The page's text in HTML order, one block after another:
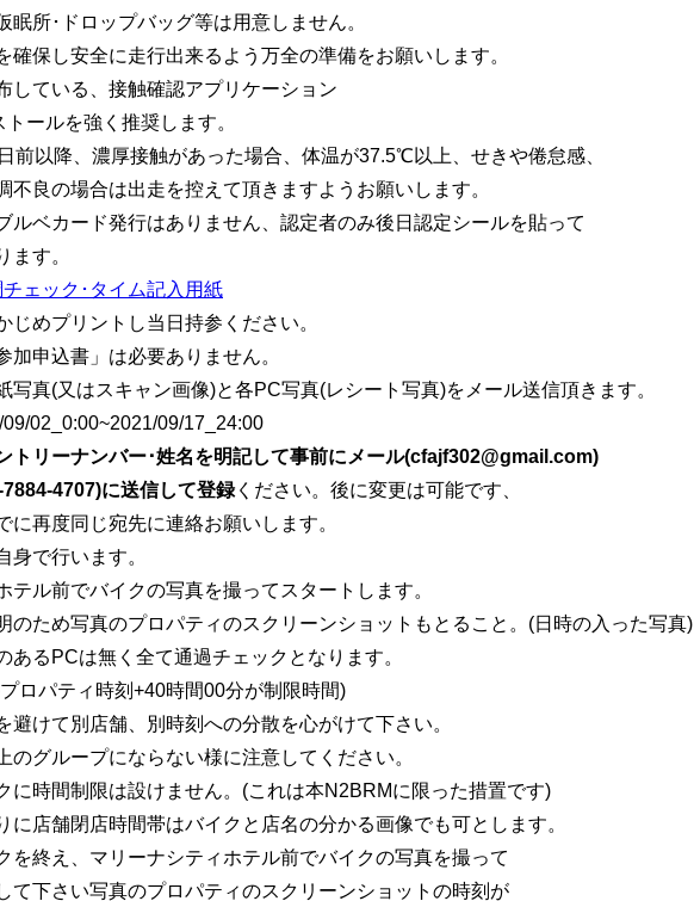
眠所･ドロップバッグ等は用意しません。
確保し安全に走行出来るよう万全の準備をお願いします。
している、接触確認アプリケーション
ールを強く推奨します。
前以降、濃厚接触があった場合、体温が37.5℃以上、せきや倦怠感、
不良の場合は出走を控えて頂きますようお願いします。
ルベカード発行はありません、認定者のみ後日認定シールを貼って
ます。
ェック･タイム記入用紙
じめプリントし当日持参ください。
加申込書」は必要ありません。
写真(又はスキャン画像)と各PC写真(レシート写真)をメール送信頂きます。
02_0:00~2021/09/17_24:00
トリーナンバー･姓名を明記して事前にメール(cfajf302@gmail.com)
4707)に送信して登録ください。後に変更は可能です、
に再度同じ宛先に連絡お願いします。
身で行います。
テル前でバイクの写真を撮ってスタートします。
のため写真のプロパティのスクリーンショットもとること。(日時の入った写真)
あるPCは無く全て通過チェックとなります。
ロパティ時刻+40時間00分が制限時間)
避けて別店舗、別時刻への分散を心がけて下さい。
のグループにならない様に注意してください。
に時間制限は設けません。(これは本N2BRMに限った措置です)
に店舗閉店時間帯はバイクと店名の分かる画像でも可とします。
を終え、マリーナシティホテル前でバイクの写真を撮って
て下さい写真のプロパティのスクリーンショットの時刻が